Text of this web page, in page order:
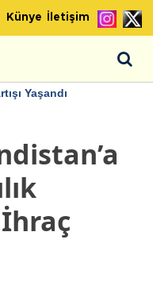
Künye İletişim
Yaşandı